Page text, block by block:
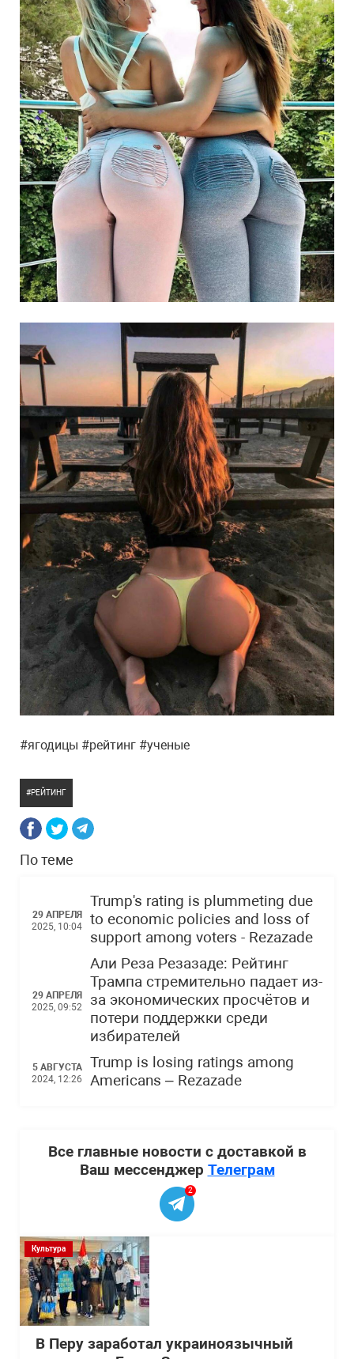
#ягодицы #рейтинг #ученые
РЕЙТИНГ
По теме
29 АПРЕЛЯ
2025, 10:04
Trump's rating is plummeting due
to economic policies and loss of
support among voters - Rezazade
29 АПРЕЛЯ
2025, 09:52
Али Реза Резазаде: Рейтинг
Трампа стремительно падает из-
за экономических просчётов и
потери поддержки среди
избирателей
5 АВГУСТА
2024, 12:26
Trump is losing ratings among
Americans – Rezazade
Все главные новости с доставкой в
Ваш мессенджер Телеграм
2
Культура
В Перу заработал украиноязычный